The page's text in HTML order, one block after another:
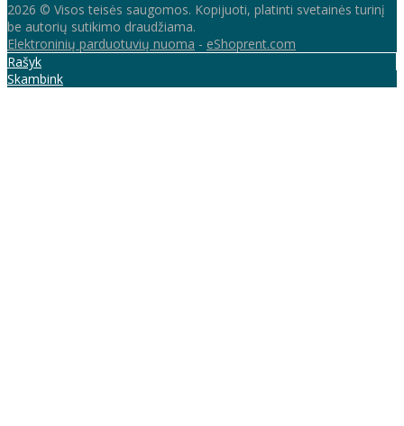
2026 © Visos teisės saugomos. Kopijuoti, platinti svetainės turinį
be autorių sutikimo draudžiama.
Elektroninių parduotuvių nuoma - eShoprent.com
Rašyk
Skambink